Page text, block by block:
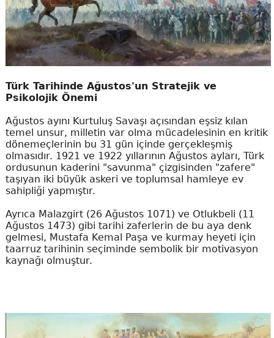
Türk Tarihinde Ağustos'un Stratejik ve
Psikolojik Önemi
Ağustos ayını Kurtuluş Savaşı açısından eşsiz kılan
temel unsur, milletin var olma mücadelesinin en kritik
dönemeçlerinin bu 31 gün içinde gerçekleşmiş
olmasıdır. 1921 ve 1922 yıllarının Ağustos ayları, Türk
ordusunun kaderini "savunma" çizgisinden "zafere"
taşıyan iki büyük askeri ve toplumsal hamleye ev
sahipliği yapmıştır.
Ayrıca Malazgirt (26 Ağustos 1071) ve Otlukbeli (11
Ağustos 1473) gibi tarihi zaferlerin de bu aya denk
gelmesi, Mustafa Kemal Paşa ve kurmay heyeti için
taarruz tarihinin seçiminde sembolik bir motivasyon
kaynağı olmuştur.